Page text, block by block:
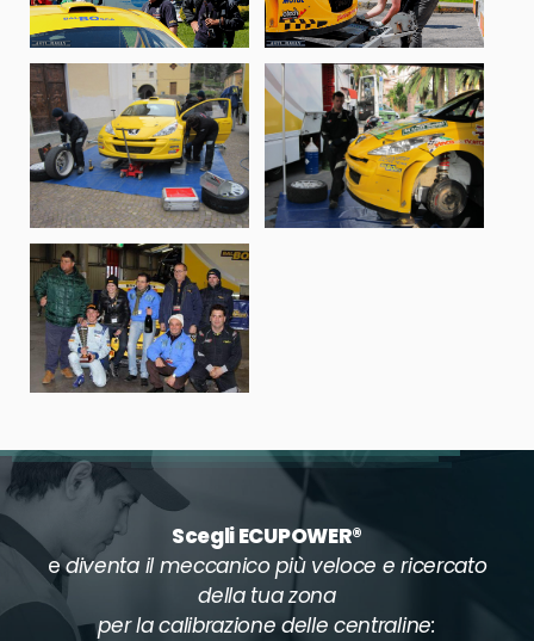
Scegli ECUPOWER®
ediventa il meccanico più veloce e ricercato
della tua zona
per la calibrazione delle centraline: